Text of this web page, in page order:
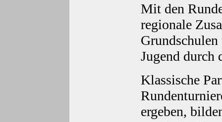
Mit den
regionale
Jugend durch
Klassische
ergeben,